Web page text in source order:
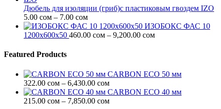
–
Дюбель для изоляции (гриб)с пластиковым гвоздем IZO
5.00 сом – 7.00 сомДиапазон
цен:
5.00 сом
ИЗОБОКС ФАС 10
1200х600х50 460.00 сом – 9,200.00 сомДиапазон
9,200.00 сом
Featured Products
CARBON ECO 50 мм
322.00 сом – 6,430.00 сомДиапазон
цен:
322.00 сом
CARBON ECO 40 мм
215.00 сом – 7,850.00 сомДиапазон